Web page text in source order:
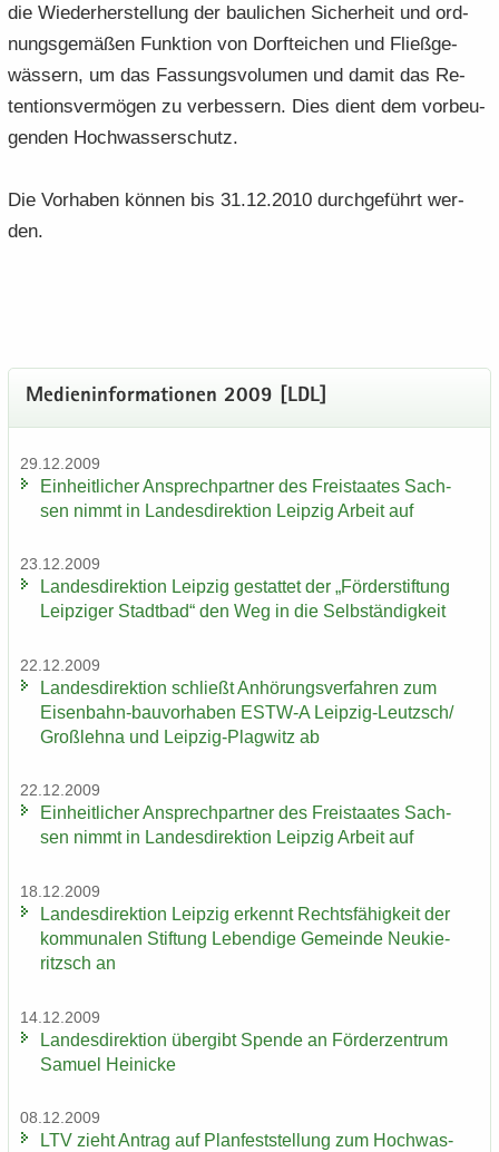
die Wie­der­her­stel­lung der bau­li­chen Si­cher­heit und ord­
nungs­ge­mä­ßen Funk­ti­on von Dorf­tei­chen und Fließ­ge­
wäs­sern, um das Fas­sungs­vo­lu­men und damit das Re­
ten­ti­ons­ver­mö­gen zu ver­bes­sern. Dies dient dem vor­beu­
gen­den Hoch­was­ser­schutz.
Die Vor­ha­ben kön­nen bis 31.12.2010 durch­ge­führt wer­
den.
Me­di­en­in­for­ma­tio­nen 2009 [LDL]
29.12.2009
Ein­heit­li­cher An­sprech­part­ner des Frei­staa­tes Sach­
sen nimmt in Lan­des­di­rek­ti­on Leip­zig Ar­beit auf
23.12.2009
Lan­des­di­rek­ti­on Leip­zig ge­stat­tet der „För­der­stif­tung
Leip­zi­ger Stadt­bad“ den Weg in die Selb­stän­dig­keit
22.12.2009
Lan­des­di­rek­ti­on schließt An­hö­rungs­ver­fah­ren zum
Eisenbahn-​bauvorhaben ESTW-​A Leipzig-​Leutzsch/
Groß­leh­na und Leipzig-​Plagwitz ab
22.12.2009
Ein­heit­li­cher An­sprech­part­ner des Frei­staa­tes Sach­
sen nimmt in Lan­des­di­rek­ti­on Leip­zig Ar­beit auf
18.12.2009
Lan­des­di­rek­ti­on Leip­zig er­kennt Rechts­fä­hig­keit der
kom­mu­na­len Stif­tung Le­ben­di­ge Ge­mein­de Neu­kie­
ritzsch an
14.12.2009
Lan­des­di­rek­ti­on über­gibt Spen­de an För­der­zen­trum
Sa­mu­el Hei­ni­cke
08.12.2009
LTV zieht An­trag auf Plan­fest­stel­lung zum Hoch­was­